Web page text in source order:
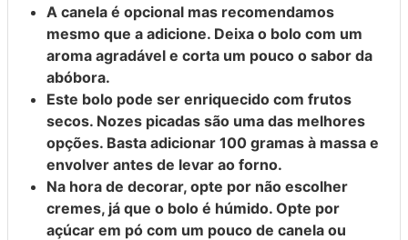
A canela é opcional mas recomendamos
mesmo que a adicione. Deixa o bolo com um
aroma agradável e corta um pouco o sabor da
abóbora.
Este bolo pode ser enriquecido com frutos
secos. Nozes picadas são uma das melhores
opções. Basta adicionar 100 gramas à massa e
envolver antes de levar ao forno.
Na hora de decorar, opte por não escolher
cremes, já que o bolo é húmido. Opte por
açúcar em pó com um pouco de canela ou